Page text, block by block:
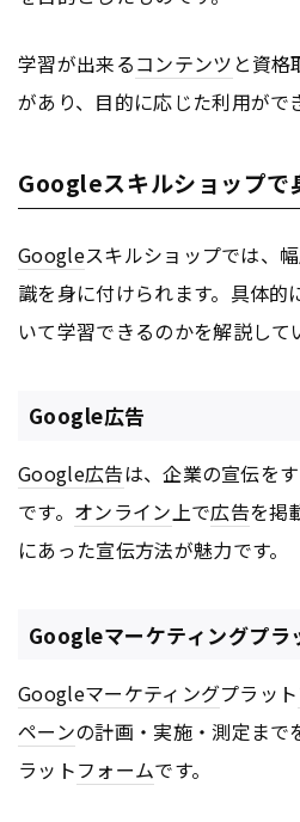
学習が出来るコンテンツ と資格
があり、目的に応じた利用がで
Googleスキルショップで
Googleスキルショップでは、
識を身に付けられます。具体的
いて学習できるのかを解説して
Google広告
Google広告は、企業の宣伝を
です。 オンライン上で広告を掲
にあった宣伝方法が魅力です。
Googleマーケティングプラ
Googleマーケティングプラット
ペーンの計画・実施・測定ま
ラットフォームです。